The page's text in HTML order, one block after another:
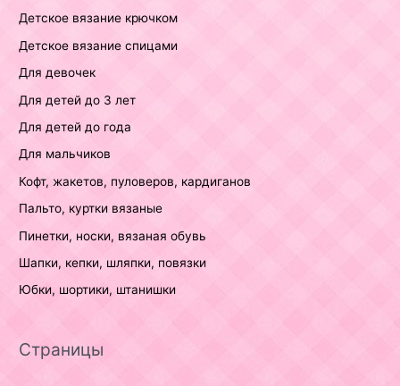
Детское вязание крючком
Детское вязание спицами
Для девочек
Для детей до 3 лет
Для детей до года
Для мальчиков
Кофт, жакетов, пуловеров, кардиганов
Пальто, куртки вязаные
Пинетки, носки, вязаная обувь
Шапки, кепки, шляпки, повязки
Юбки, шортики, штанишки
Страницы